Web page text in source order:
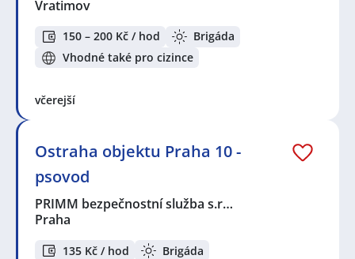
Vratimov
150 – 200 Kč / hod
Brigáda
Vhodné také pro cizince
včerejší
Ostraha objektu Praha 10 -
psovod
PRIMM bezpečnostní služba s.r…
Praha
135 Kč / hod
Brigáda